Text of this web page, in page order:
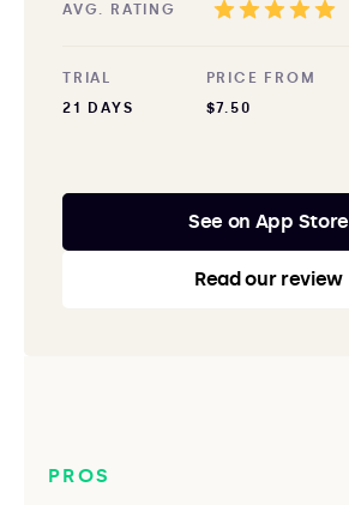
AVG. RATING
TRIAL
21 DAYS
PRICE FROM
$7.50
See on App Store
Read our review
PROS